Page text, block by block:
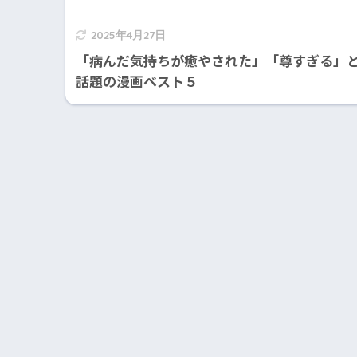
2025年4月27日
「病んだ気持ちが癒やされた」「尊すぎる」
話題の漫画ベスト５